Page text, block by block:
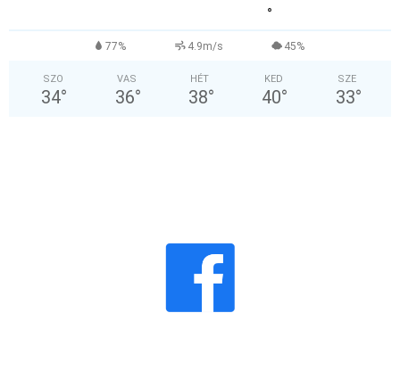
°
77% 4.9m/s 45%
SZO
34°
VAS
36°
HÉT
38°
KED
40°
SZE
33°